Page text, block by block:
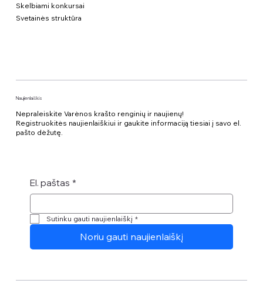
Skelbiami konkursai
Svetainės struktūra
Naujienlaiškis
Nepraleiskite Varėnos krašto renginių ir naujienų!
Registruokitės naujienlaiškiui ir gaukite informaciją tiesiai į savo el.
pašto dėžutę.
El. paštas *
Sutinku gauti naujienlaiškį *
Noriu gauti naujienlaiškį